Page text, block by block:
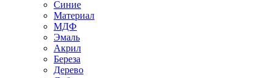
Синие
Материал
МДФ
Эмаль
Акрил
Береза
Дерево